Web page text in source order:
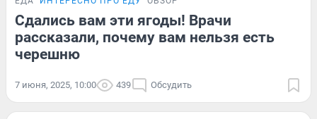
Сдались вам эти ягоды! Врачи
рассказали, почему вам нельзя есть
черешню
7 июня, 2025, 10:00 439 Обсудить